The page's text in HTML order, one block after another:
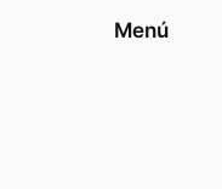
Menú